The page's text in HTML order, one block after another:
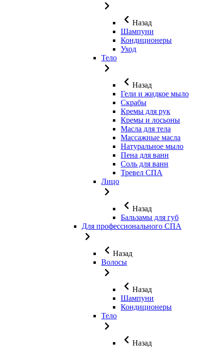
Назад
Шампуни
Кондиционеры
Уход
Тело
Назад
Гели и жидкое мыло
Скрабы
Кремы для рук
Кремы и лосьоны
Масла для тела
Массажные масла
Натуральное мыло
Пена для ванн
Соль для ванн
Тревел СПА
Лицо
Назад
Бальзамы для губ
Для профессионального СПА
Назад
Волосы
Назад
Шампуни
Кондиционеры
Тело
Назад